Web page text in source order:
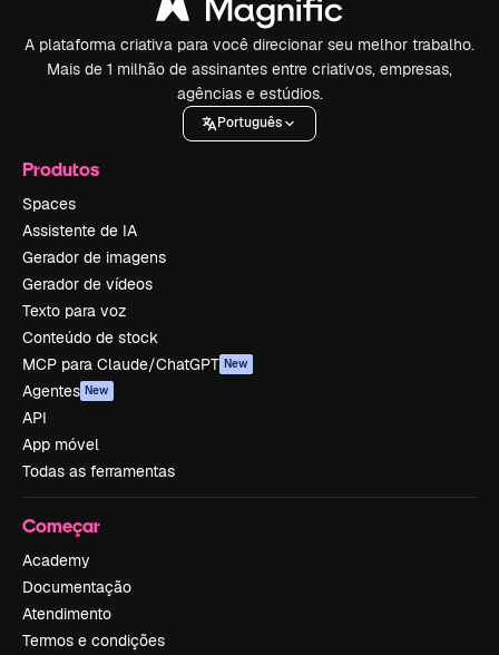
A plataforma criativa para você direcionar seu melhor trabalho.
Mais de 1 milhão de assinantes entre criativos, empresas,
agências e estúdios.
Português
Produtos
Spaces
Assistente de IA
Gerador de imagens
Gerador de vídeos
Texto para voz
Conteúdo de stock
MCP para Claude/ChatGPT New
Agentes New
API
App móvel
Todas as ferramentas
Começar
Academy
Documentação
Atendimento
Termos e condições